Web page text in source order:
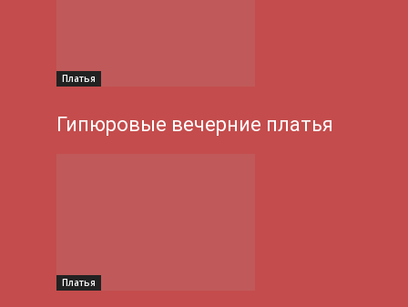
Платья
Гипюровые вечерние платья
Платья